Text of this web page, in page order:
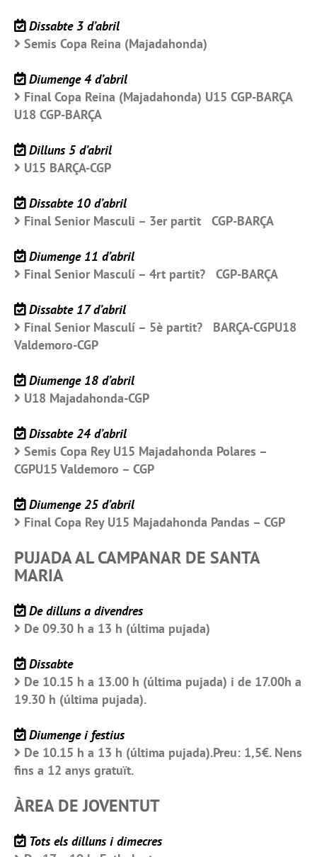
Dissabte 3 d’abril
Semis Copa Reina (Majadahonda)
Diumenge 4 d’abril
Final Copa Reina (Majadahonda) U15 CGP-BARÇA
U18 CGP-BARÇA
Dilluns 5 d’abril
U15 BARÇA-CGP
Dissabte 10 d’abril
Final Senior Masculi – 3er partit CGP-BARÇA
Diumenge 11 d’abril
Final Senior Masculí – 4rt partit? CGP-BARÇA
Dissabte 17 d’abril
Final Senior Masculí – 5è partit? BARÇA-CGPU18
Valdemoro-CGP
Diumenge 18 d’abril
U18 Majadahonda-CGP
Dissabte 24 d’abril
Semis Copa Rey U15 Majadahonda Polares –
CGPU15 Valdemoro – CGP
Diumenge 25 d’abril
Final Copa Rey U15 Majadahonda Pandas – CGP
PUJADA AL CAMPANAR DE SANTA
MARIA
De dilluns a divendres
De 09.30 h a 13 h (última pujada)
Dissabte
De 10.15 h a 13.00 h (última pujada) i de 17.00h a
19.30 h (última pujada).
Diumenge i festius
De 10.15 h a 13 h (última pujada).Preu: 1,5€. Nens
fins a 12 anys gratuït.
ÀREA DE JOVENTUT
Tots els dilluns i dimecres